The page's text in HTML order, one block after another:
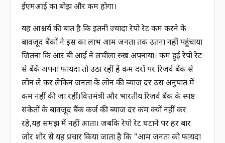
ईएमआई का बोझ और कम होगा।
यह आश्चर्य की बात है कि इतनी ज्यादा रेपो रेट कम करने के
बावजूद बैंकों ने इस का लाभ आम जनता तक उतना नहीं पहुंचाया
जितना कि आर बी आई ने लचीला रुख अपनाया। कम हुई रेपो रेट
से बैंकें अपना फायदा तो उठा रहीं हैं कम दरों पर रिजर्व बैंक से
लोन ले कर लेकिन जनता के लोन की ब्याज दर उस अनुपात में
कम नहीं की जा रहीं।वित्तमंत्री और भारतीय रिजर्व बैंक के स्पष्ट
संकेतों के बावजूद बैंक कर्ज की ब्याज दर कम क्यों नहीं कर
रहे,यह समझ में नहीं आता। जबकि रेपो रेट घटाने पर हर बार
जोर शोर से यह प्रचार किया जाता है कि "आम जनता को फायदा